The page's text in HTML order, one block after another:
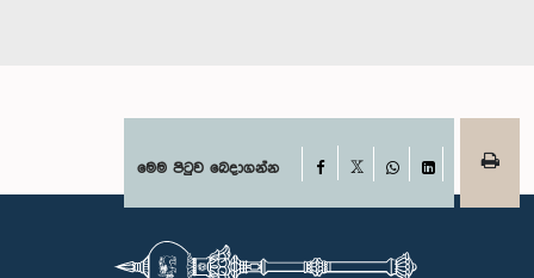
මෙම පිටුව බෙදාගන්න Facebook
WhatsAppLinkedIn